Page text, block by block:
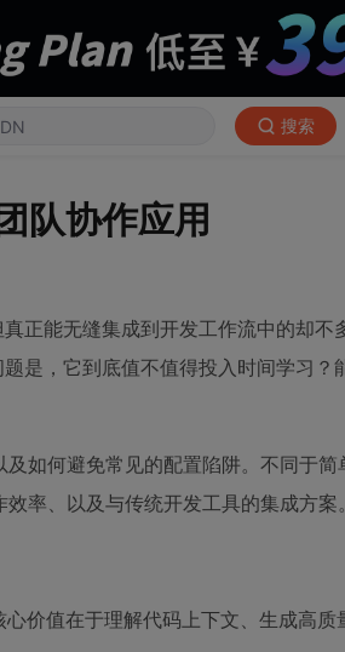
搜索
队协作应用
正能无缝集成到开发工作流中的却不
是，它到底值不值得投入时间学习？
如何避免常见的配置陷阱。不同于简
率、以及与传统开发工具的集成方案
价值在于理解代码上下文、生成高质